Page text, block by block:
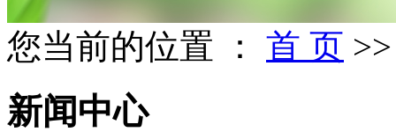
您当前的位置 ： 首 页
新闻中心